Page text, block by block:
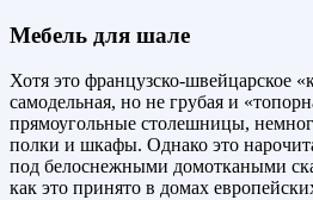
Мебель для шале
Хотя это французско-швейцарское
самодельная, но не грубая и
прямоугольные столешницы,
полки и шкафы. Однако это
под белоснежными домоткаными
как это принято в домах